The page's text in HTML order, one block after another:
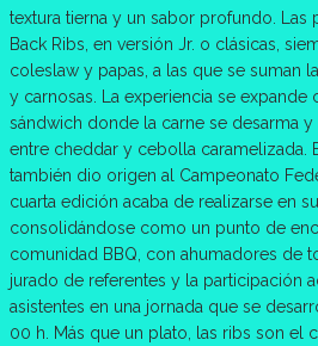
textura tierna y un sabor profundo. Las
Back Ribs, en versión Jr. o clásicas,
coleslaw y papas, a las que se suman
y carnosas. La experiencia se expande
sándwich donde la carne se desarma
entre cheddar y cebolla caramelizada.
también dio origen al Campeonato
cuarta edición acaba de realizarse en
consolidándose como un punto de
comunidad BBQ, con ahumadores de
jurado de referentes y la participación
asistentes en una jornada que se
00 h. Más que un plato, las ribs son el